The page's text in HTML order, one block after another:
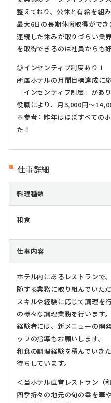
整えており、公休と有給を組
最大6日の長期休暇取得ができ
連続した休みが取りづらい業
を取得できるのは社員からも
◎インセンティブ制度あり！
所属ホテルの月間目標達成に
「インセンティブ制度」があり
役職により、月3,000円～
※参考：昨年はほぼすべての
た！
仕事詳細
料理種類
和食
仕事内容
ホテル内にあるレストランで
随する業務に取り組んでいただ
スキルや経験に応じて調理を
の様々な調理業務を行います。
経験者には、新メニューの開
ッフの指導もお願いします。
和食の調理経験を積んでいき
待ちしています。
＜当ホテル直営レストラン（
四季折々の地元の旬の幸を華